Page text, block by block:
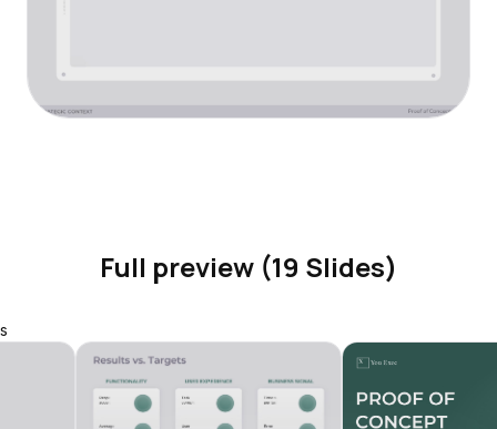
Full preview (19 Slides)
s